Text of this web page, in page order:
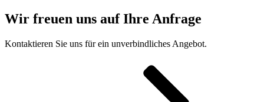
Wir freuen uns auf Ihre Anfrage
Kontaktieren Sie uns für ein unverbindliches Angebot.